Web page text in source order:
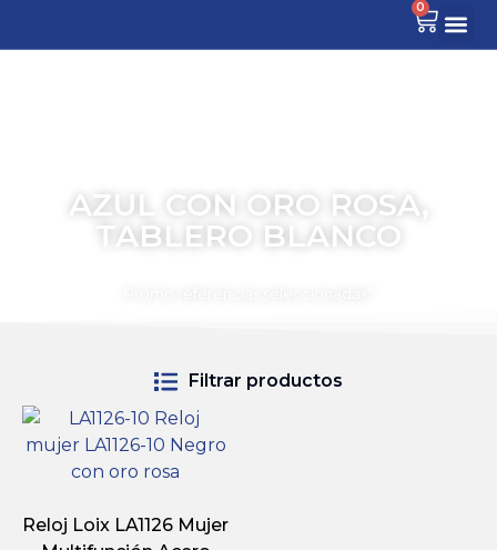
0
AZUL CON ORO ROSA,
TABLERO BLANCO
Filtrar productos
Reloj Loix LA1126 Mujer